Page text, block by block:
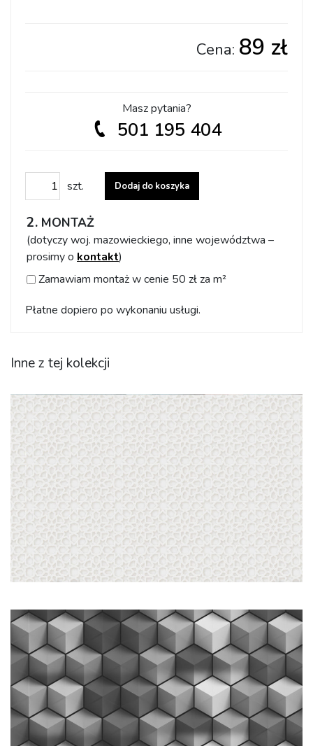
MONTAŻ
(dotyczy woj. mazowieckiego, inne województwa –
prosimy o kontakt)
Płatne dopiero po wykonaniu usługi.
Zamawiam montaż w cenie 50 zł za m²
Cena: 89 zł
Masz pytania?
501 195 404
ilość Dostosuj wzór do swoich potrzeb
szt. Dodaj do koszyka
Inne z tej kolekcji